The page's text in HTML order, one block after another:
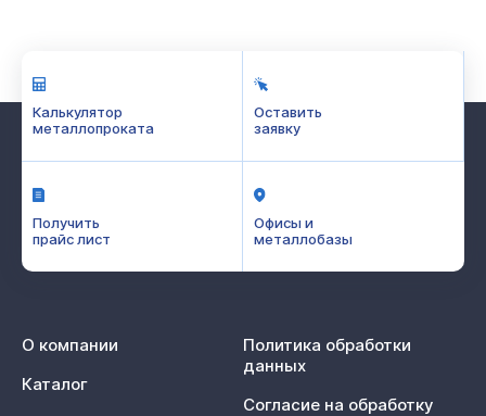
Калькулятор
металлопроката
Оставить
заявку
Получить
прайс лист
Офисы и
металлобазы
О компании
Каталог
Политика обработки
данных
Согласие на обработку